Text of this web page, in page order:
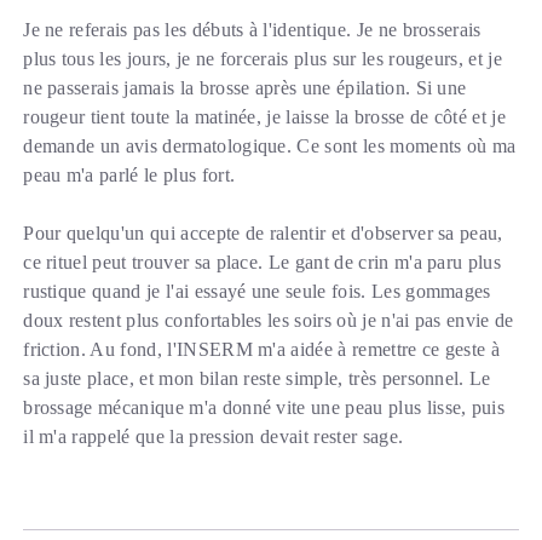
Je ne referais pas les débuts à l'identique. Je ne brosserais
plus tous les jours, je ne forcerais plus sur les rougeurs, et je
ne passerais jamais la brosse après une épilation. Si une
rougeur tient toute la matinée, je laisse la brosse de côté et je
demande un avis dermatologique. Ce sont les moments où ma
peau m'a parlé le plus fort.
Pour quelqu'un qui accepte de ralentir et d'observer sa peau,
ce rituel peut trouver sa place. Le gant de crin m'a paru plus
rustique quand je l'ai essayé une seule fois. Les gommages
doux restent plus confortables les soirs où je n'ai pas envie de
friction. Au fond, l'INSERM m'a aidée à remettre ce geste à
sa juste place, et mon bilan reste simple, très personnel. Le
brossage mécanique m'a donné vite une peau plus lisse, puis
il m'a rappelé que la pression devait rester sage.